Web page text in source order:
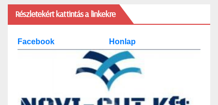
Részletekért kattintás a linkekre
Facebook Honlap